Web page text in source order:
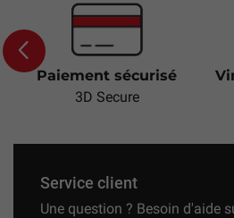
Previous
Paiement sécurisé
3D Secure
Service client
Une question ? Besoin d'aide